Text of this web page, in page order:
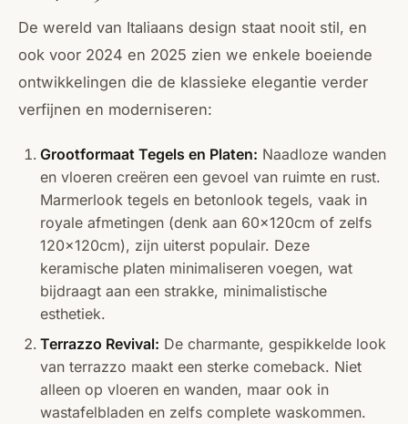
De wereld van Italiaans design staat nooit stil, en
ook voor 2024 en 2025 zien we enkele boeiende
ontwikkelingen die de klassieke elegantie verder
verfijnen en moderniseren:
Grootformaat Tegels en Platen: Naadloze wanden
en vloeren creëren een gevoel van ruimte en rust.
Marmerlook tegels en betonlook tegels, vaak in
royale afmetingen (denk aan 60x120cm of zelfs
120x120cm), zijn uiterst populair. Deze
keramische platen minimaliseren voegen, wat
bijdraagt aan een strakke, minimalistische
esthetiek.
Terrazzo Revival: De charmante, gespikkelde look
van terrazzo maakt een sterke comeback. Niet
alleen op vloeren en wanden, maar ook in
wastafelbladen en zelfs complete waskommen.